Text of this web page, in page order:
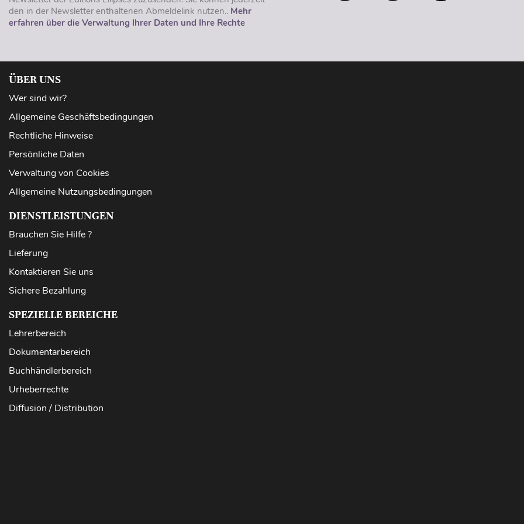
den in der Newsletter enthaltenen Abmeldelink nutzen.. Mehr
erfahren über die Verwaltung Ihrer Daten und Ihre Rechte
ÜBER UNS
Wer sind wir?
Allgemeine Geschäftsbedingungen
Rechtliche Hinweise
Persönliche Daten
Verwaltung von Cookies
Allgemeine Nutzungsbedingungen
DIENSTLEISTUNGEN
Brauchen Sie Hilfe ?
Lieferung
Kontaktieren Sie uns
Sichere Bezahlung
SPEZIELLE BEREICHE
Lehrerbereich
Dokumentarbereich
Buchhändlerbereich
Urheberrechte
Diffusion / Distribution